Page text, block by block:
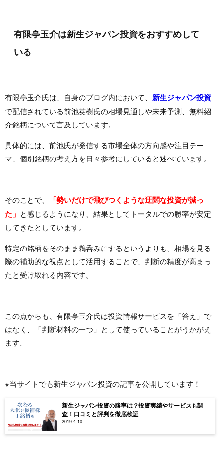
有限亭玉介は新生ジャパン投資をおすすめして
いる
有限亭玉介氏は、自身のブログ内において、 新生ジャパン投資
で配信されている前池英樹氏の相場見通しや未来予測、無料紹
介銘柄について言及しています。
具体的には、前池氏が発信する市場全体の方向感や注目テー
マ、個別銘柄の考え方を日々参考にしていると述べています。
そのことで、
「勢いだけで飛びつくような迂闊な投資が減っ
た」 と感じるようになり、結果としてトータルでの勝率が安定
してきたとしています。
特定の銘柄をそのまま鵜呑みにするというよりも、相場を見る
際の補助的な視点として活用することで、判断の精度が高まっ
たと受け取れる内容です。
この点からも、有限亭玉介氏は投資情報サービスを「答え」で
はなく、「判断材料の一つ」として使っていることがうかがえ
ます。
※当サイトでも新生ジャパン投資の記事を公開しています！
新生ジャパン投資の勝率は？投資実績やサービスも調
査！口コミと評判を徹底検証
2019.4.10